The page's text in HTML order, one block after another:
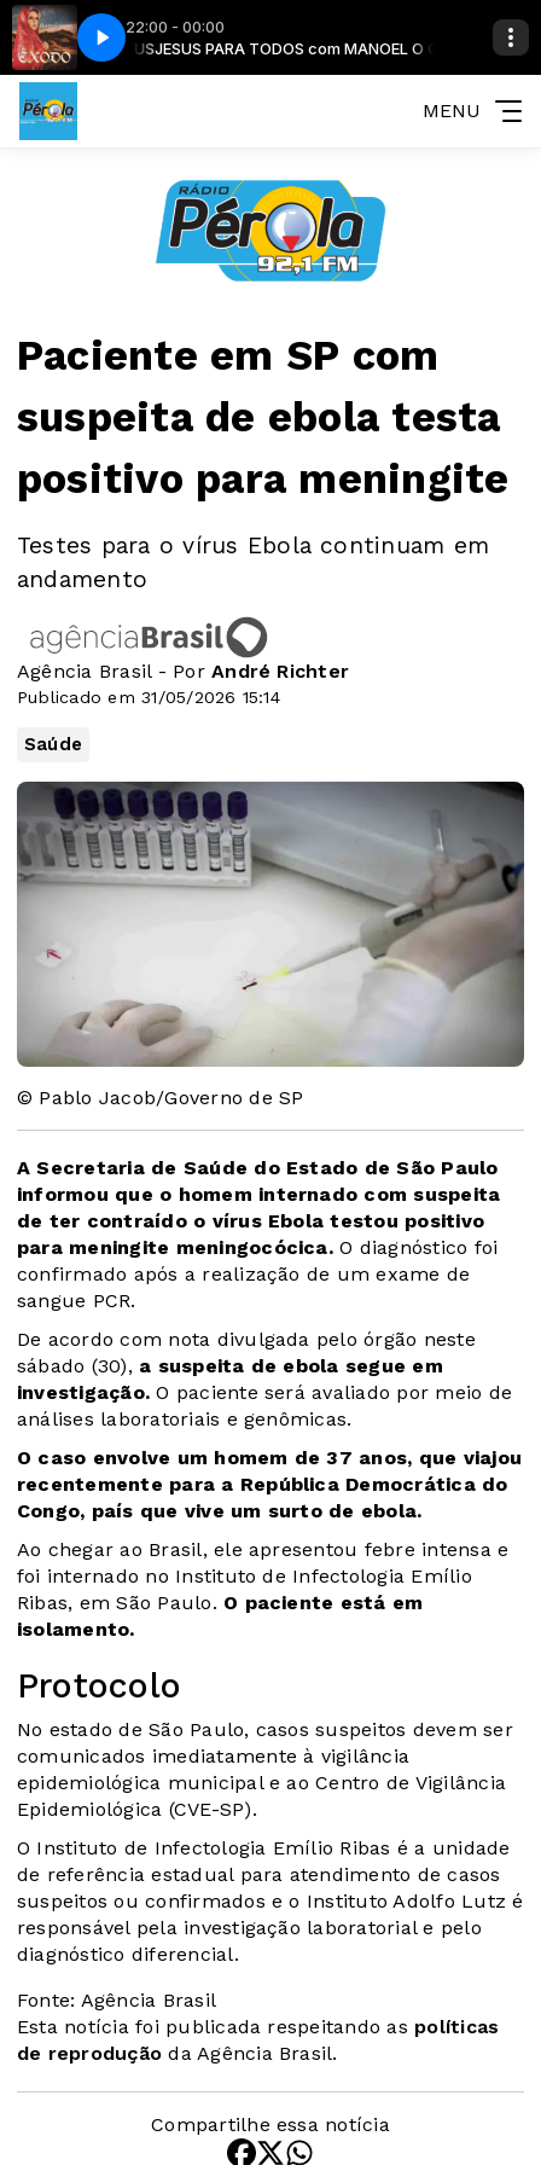
22:00 - 00:00
DE DEUSJESUS PARA TODOS com MANOEL O GUERREIRO DE
VEM MARLETE GUERREIRO - O NOIVO VEM
MENU
Paciente em SP com
suspeita de ebola testa
positivo para meningite
Testes para o vírus Ebola continuam em
andamento
Agência Brasil - PorAndré Richter
Publicado em 31/05/2026 15:14
Saúde
© Pablo Jacob/Governo de SP
A Secretaria de Saúde do Estado de São Paulo
informou que o homem internado com suspeita
de ter contraído o vírus Ebola testou positivo
para meningite meningocócica.O diagnóstico foi
confirmado após a realização de um exame de
sangue PCR.
De acordo com nota divulgada pelo órgão neste
sábado (30),a suspeita de ebola segue em
investigação. O paciente será avaliado por meio de
análises laboratoriais e genômicas.
O caso envolve um homem de 37 anos, que viajou
recentemente para a República Democrática do
Congo, país que vive um surto de ebola.
Ao chegar ao Brasil, ele apresentou febre intensa e
foi internado no Instituto de Infectologia Emílio
Ribas, em São Paulo. O paciente está em
isolamento.
Protocolo
No estado de São Paulo, casos suspeitos devem ser
comunicados imediatamente à vigilância
epidemiológica municipal e ao Centro de Vigilância
Epidemiológica (CVE-SP).
O Instituto de Infectologia Emílio Ribas é a unidade
de referência estadual para atendimento de casos
suspeitos ou confirmados e o Instituto Adolfo Lutz é
responsável pela investigação laboratorial e pelo
diagnóstico diferencial.
Fonte: Agência Brasil
Esta notícia foi publicada respeitando as políticas
de reprodução da Agência Brasil.
Compartilhe essa notícia